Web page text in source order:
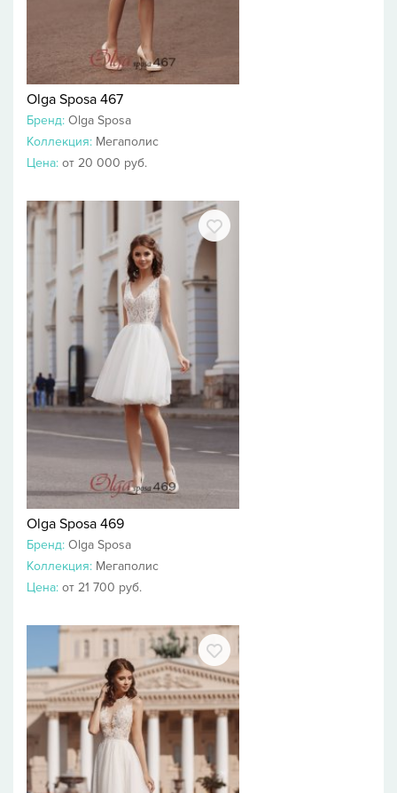
Olga Sposa 467
Бренд: Olga Sposa
Коллекция: Мегаполис
Цена: от 20 000 руб.
Olga Sposa 469
Бренд: Olga Sposa
Коллекция: Мегаполис
Цена: от 21 700 руб.